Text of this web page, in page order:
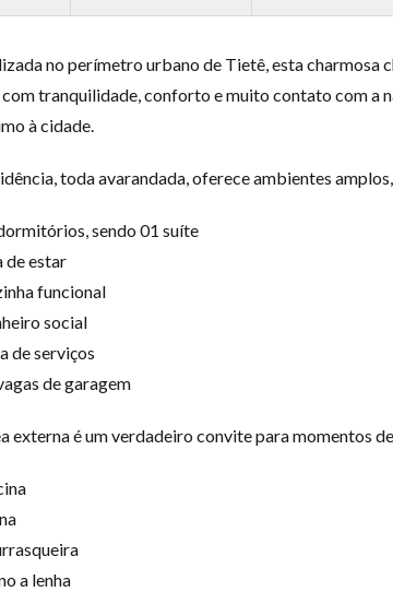
no perímetro urbano de Tietê, esta charmosa
tranquilidade, conforto e muito contato com a
à cidade.
toda avarandada, oferece ambientes
sendo 01 suíte
de estar
funcional
social
de serviços
de garagem
externa é um verdadeiro convite para momentos
a lenha